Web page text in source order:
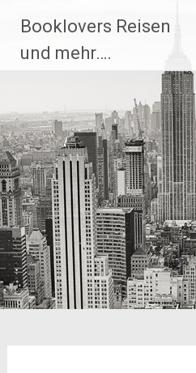
Inhalt
springen
Booklovers Reisen
und mehr….